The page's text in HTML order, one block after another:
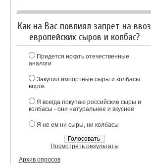
Как на Вас повлиял запрет на ввоз
европейских сыров и колбас?
Придется искать отечественные
аналоги
Закупил импортные сыры и колбасы
впрок
Я всегда покупаю российские сыры и
колбасы - они натуральнее и вкуснее
Я не ем ни сыры, ни колбасы
Посмотреть результаты
Архив опросов